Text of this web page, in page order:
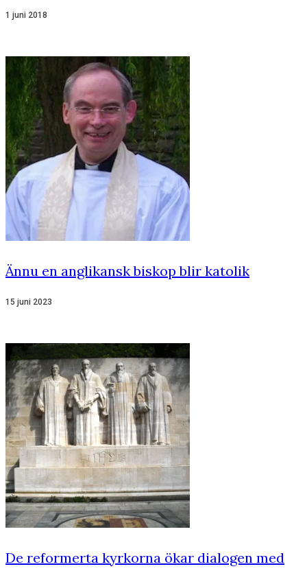
1 juni 2018
Ännu en anglikansk biskop blir katolik
15 juni 2023
De reformerta kyrkorna ökar dialogen med